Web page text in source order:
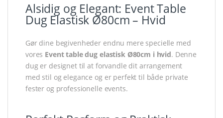
Alsidig og Elegant: Event Table
Dug Elastisk Ø80cm – Hvid
Gør dine begivenheder endnu mere specielle med
vores Event table dug elastisk Ø80cm i hvid. Denne
dug er designet til at forvandle dit arrangement
med stil og elegance og er perfekt til både private
fester og professionelle events.